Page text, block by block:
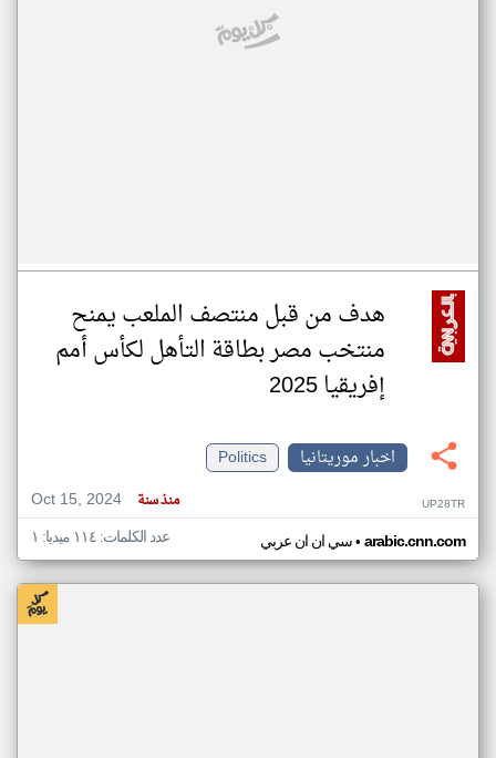
هدف من قبل منتصف الملعب يمنح
منتخب مصر بطاقة التأهل لكأس أمم
إفريقيا 2025
اخبار موريتانيا
Politics
Oct 15, 2024
منذ سنة UP28TR
سي ان ان عربي• arabic.cnn.com عدد الكلمات: ١١٤ ميديا: ١